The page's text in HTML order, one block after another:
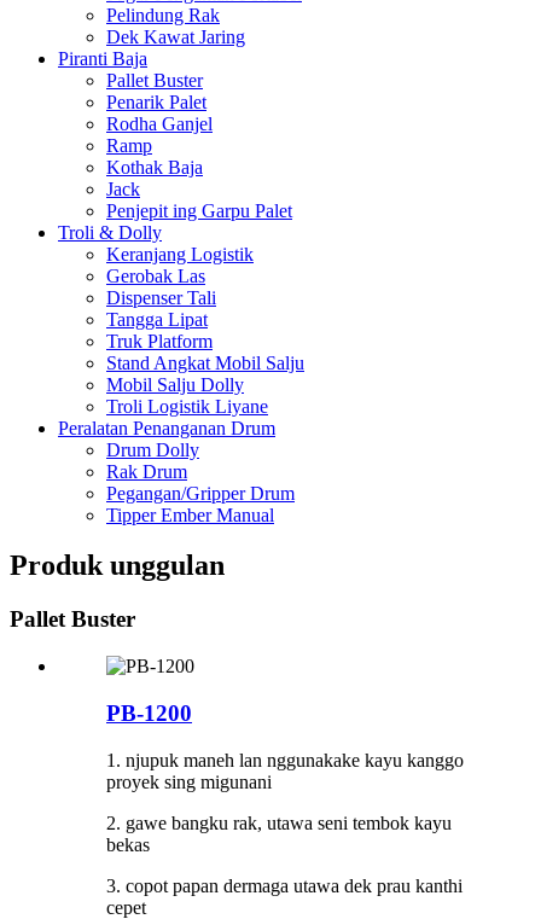
Pelindung Rak
Dek Kawat Jaring
Piranti Baja
Pallet Buster
Penarik Palet
Rodha Ganjel
Ramp
Kothak Baja
Jack
Penjepit ing Garpu Palet
Troli & Dolly
Keranjang Logistik
Gerobak Las
Dispenser Tali
Tangga Lipat
Truk Platform
Stand Angkat Mobil Salju
Mobil Salju Dolly
Troli Logistik Liyane
Peralatan Penanganan Drum
Drum Dolly
Rak Drum
Pegangan/Gripper Drum
Tipper Ember Manual
Produk unggulan
Pallet Buster
PB-1200
1. njupuk maneh lan nggunakake kayu kanggo
proyek sing migunani
2. gawe bangku rak, utawa seni tembok kayu
bekas
3. copot papan dermaga utawa dek prau kanthi
cepet